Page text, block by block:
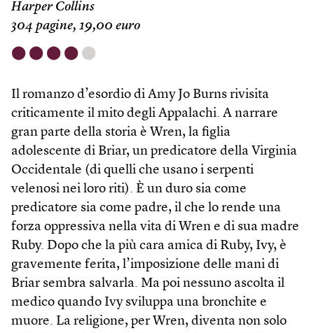
Harper Collins
304 pagine, 19,00 euro
⬤ ⬤ ⬤ ⬤ ⬤
Il romanzo d’esordio di Amy Jo Burns rivisita
criticamente il mito degli Appalachi. A narrare
gran parte della storia è Wren, la figlia
adolescente di Briar, un predicatore della Virginia
Occidentale (di quelli che usano i serpenti
velenosi nei loro riti). È un duro sia come
predicatore sia come padre, il che lo rende una
forza oppressiva nella vita di Wren e di sua madre
Ruby. Dopo che la più cara amica di Ruby, Ivy, è
gravemente ferita, l’imposizione delle mani di
Briar sembra salvarla. Ma poi nessuno ascolta il
medico quando Ivy sviluppa una bronchite e
muore. La religione, per Wren, diventa non solo